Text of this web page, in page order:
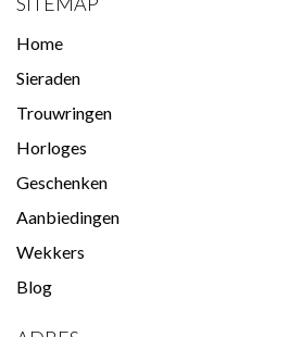
Home
Sieraden
Trouwringen
Horloges
Geschenken
Aanbiedingen
Wekkers
Blog